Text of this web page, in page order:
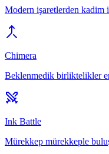
Modern işaretlerden kadim
Chimera
Beklenmedik birliktelikler
Ink Battle
Mürekkep mürekkeple